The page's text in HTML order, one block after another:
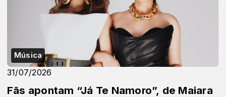
Música
31/07/2026
Fãs apontam “Já Te Namoro”, de Maiara